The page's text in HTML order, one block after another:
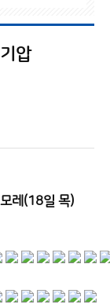
압
모레(18일 목)